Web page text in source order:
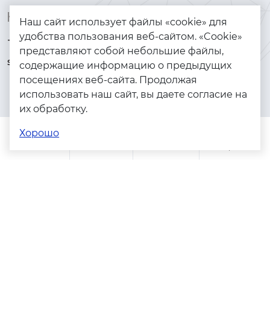
Контакты
+7 (925) 144-64-73
serebryanyye.grani@mail.ru
Каталог
Браслеты
Золото
Серебро
Помощь
Наш сайт использует файлы «cookie» для
удобства пользования веб-сайтом. «Cookie»
представляют собой небольшие файлы,
содержащие информацию о предыдущих
посещениях веб-сайта. Продолжая
использовать наш сайт, вы даете согласие на
их обработку.
Хорошо